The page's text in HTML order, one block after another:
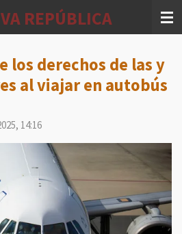
REPÚBLICA
los derechos de las y
al viajar en autobús
14:16